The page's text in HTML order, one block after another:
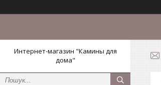
Интернет-магазин "Камины для
дома"